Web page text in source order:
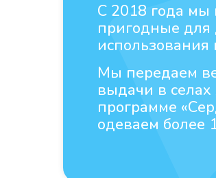
Мы передаем
выдачи в селах
программе
одеваем более
С 2018 года
пригодные для